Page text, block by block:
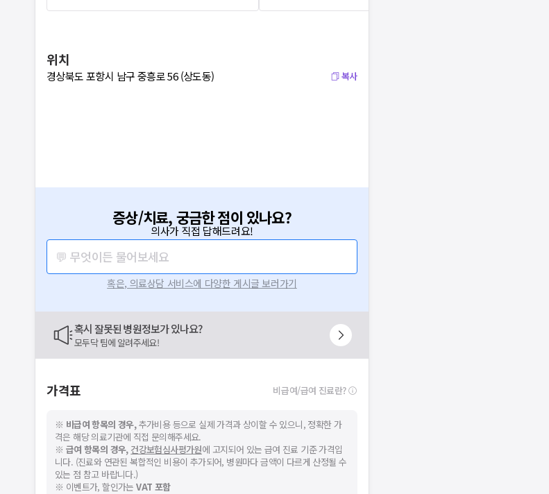
위치
경상북도 포항시 남구 중흥로 56 (상도동) 복사
증상/치료, 궁금한 점이 있나요?
의사가 직접 답해드려요!
💬 무엇이든 물어보세요
혹은, 의료상담 서비스에 다양한 게시글 보러가기
혹시 잘못된 병원정보가 있나요?
모두닥 팀에 알려주세요!
가격표 비급여/급여 진료란?
※ 비급여 항목의 경우,추가비용 등으로 실제 가격과 상이할 수 있으니, 정확한 가
격은 해당 의료기관에 직접 문의해주세요.
※ 급여 항목의 경우, 건강보험심사평가원에 고지되어 있는 급여 진료 기준 가격입
니다. (진료와 연관된 복합적인 비용이 추가되어, 병원마다 금액이 다르게 산정될 수
있는 점 참고 바랍니다.)
※ 이벤트가, 할인가는VAT 포함